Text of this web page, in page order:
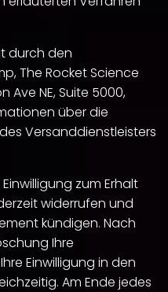
durch den
The Rocket Science
Ave NE, Suite 5000,
über die
Versanddienstleisters
zum Erhalt
widerrufen und
kündigen. Nach
Ihre
Einwilligung in den
Am Ende jedes